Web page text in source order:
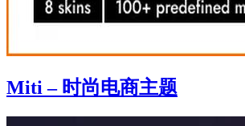
Miti – 时尚电商主题